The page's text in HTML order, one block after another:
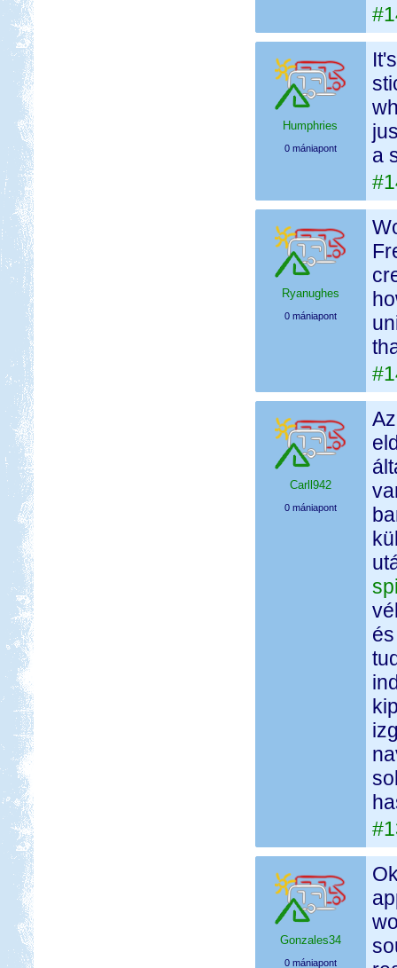
Humphries
0 mániapont
a
Ryanughes
0 mániapont
Carll942
0 mániapont
Gonzales34
0 mániapont